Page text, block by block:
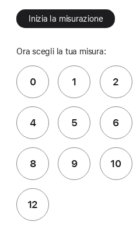
Inizia la misurazione
Ora scegli la tua misura:
0 1 2
4 5 6
8 9 10
12